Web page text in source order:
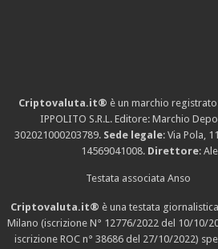
Criptovaluta.it® è un marchio
IPPOLITO S.R.L. Editore: Marchio
302021000203789. Sede legale: Via Pola,
14569041008. Direttore:
Testata associata Anso
Criptovaluta.it® è una testata
Milano (iscrizione N° 12776/2022 del 10/10/
iscrizione ROC n° 38686 del 27/10/2022)